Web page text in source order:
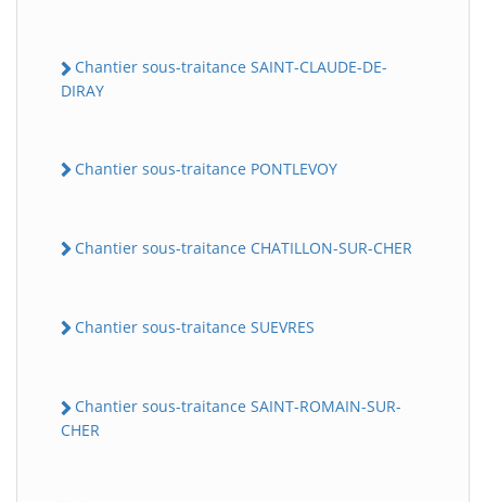
Chantier sous-traitance SAINT-CLAUDE-DE-
DIRAY
Chantier sous-traitance PONTLEVOY
Chantier sous-traitance CHATILLON-SUR-CHER
Chantier sous-traitance SUEVRES
Chantier sous-traitance SAINT-ROMAIN-SUR-
CHER